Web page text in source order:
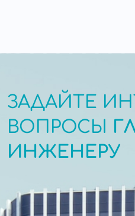
ЗАДАЙТЕ
ВОПРОСЫ
ИНЖЕНЕРУ